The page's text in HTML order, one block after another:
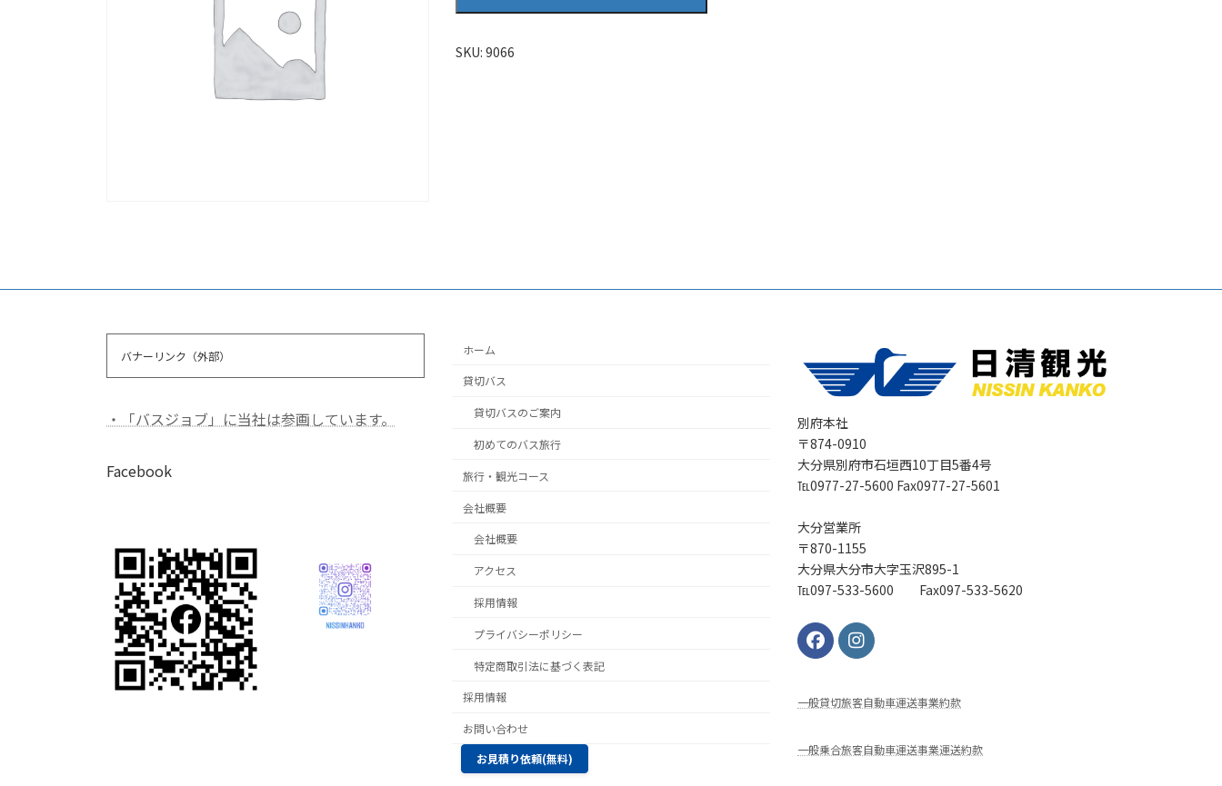
書
SKU:9066
バナーリンク（外部）
・「バスジョブ」に当社は参画しています。
Facebook
ホーム
貸切バス
貸切バスのご案内
初めてのバス旅行
旅行・観光コース
会社概要
会社概要
アクセス
採用情報
プライバシーポリシー
特定商取引法に基づく表記
採用情報
お問い合わせ
お見積り依頼(無料)
別府本社
〒874-0910
大分県別府市石垣西10丁目5番4号
℡0977-27-5600 Fax0977-27-5601
大分営業所
〒870-1155
大分県大分市大字玉沢895-1
℡097-533-5600 Fax097-533-5620
⼀般貸切旅客⾃動⾞運送事業約款
一般乗合旅客自動車運送事業運送約款